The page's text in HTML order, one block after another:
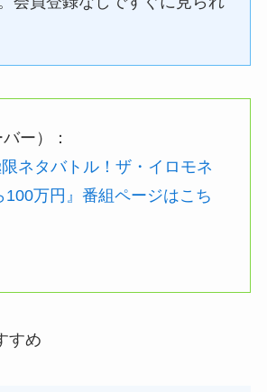
ー）：
限ネタバトル！ザ・イロモネ
100万円』番組ページはこち
すめ